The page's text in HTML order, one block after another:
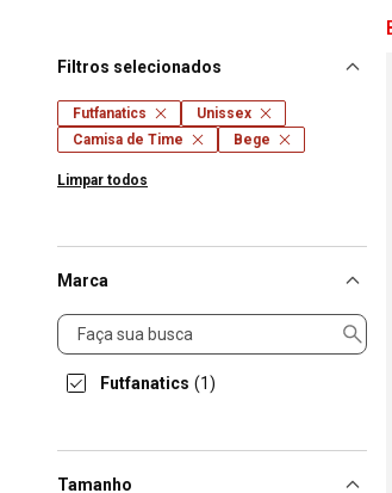
Filtros selecionados
Futfanatics
Unissex
Camisa de Time
Bege
Limpar todos
Marca
Marca
Futfanatics (1)
Tamanho